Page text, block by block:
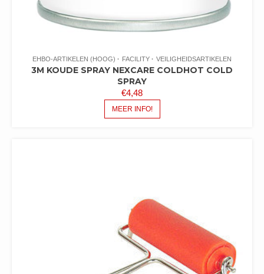
EHBO-ARTIKELEN (HOOG) FACILITY VEILIGHEIDSARTIKELEN
3M KOUDE SPRAY NEXCARE COLDHOT COLD
SPRAY
€4,48
MEER INFO!